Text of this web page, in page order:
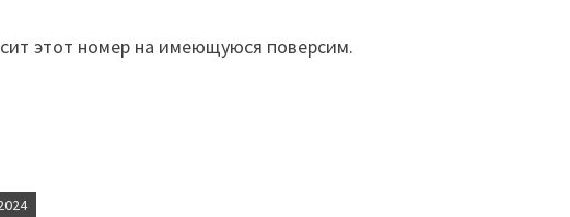
этот номер на имеющуюся поверсим.